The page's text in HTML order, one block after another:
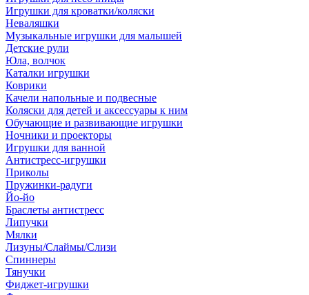
Игрушки для кроватки/коляски
Неваляшки
Музыкальные игрушки для малышей
Детские рули
Юла, волчок
Каталки игрушки
Коврики
Качели напольные и подвесные
Коляски для детей и аксессуары к ним
Обучающие и развивающие игрушки
Ночники и проекторы
Игрушки для ванной
Антистресс-игрушки
Приколы
Пружинки-радуги
Йо-йо
Браслеты антистресс
Липучки
Мялки
Лизуны/Слаймы/Слизи
Спиннеры
Тянучки
Фиджет-игрушки